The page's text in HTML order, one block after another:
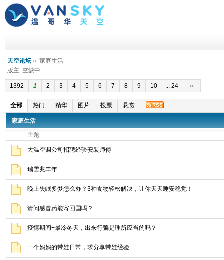
天空论坛 » 家庭生活
版主: 空缺中
1392 1 2 3 4 5 6 7 8 9 10 ... 24 ››
全部 热门 精华 图片 投票 悬赏
家庭生活
主题
大温空调公司招聘经验安装师傅
瑞雪兆丰年
晚上失眠多梦怎么办？3种食物轻松解决，让你天天睡安稳觉！
请问感冒药能寄回国吗？
疫情期间+最冷冬天，出来行骗是理所应当的吗？
一个妈妈的带娃日常，求分享带娃经验